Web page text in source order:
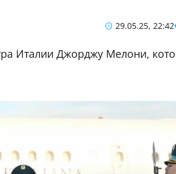
29.05.25, 22:42
Италии Джорджу Мелони,